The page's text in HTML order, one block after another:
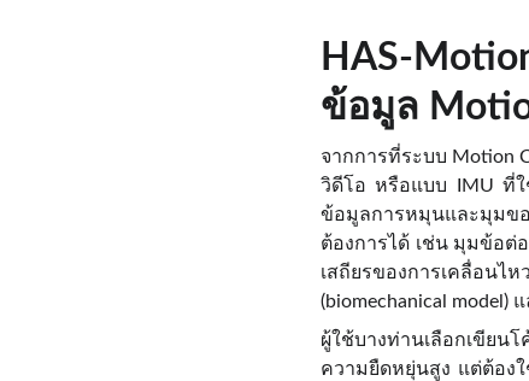
HAS-
ข้อมูล
จากการที่ระบบ Motion
วิดีโอ หรือแบบ IMU ที่ใ
ข้อมูลการหมุนและมุมข
ต้องการได้ เช่น มุมข้อต่
เสถียรของการเคลื่อน
(biomechanical
ผู้ใช้บางท่านเลือกเขีย
ความยืดหยุ่นสูง แต่ต้อง